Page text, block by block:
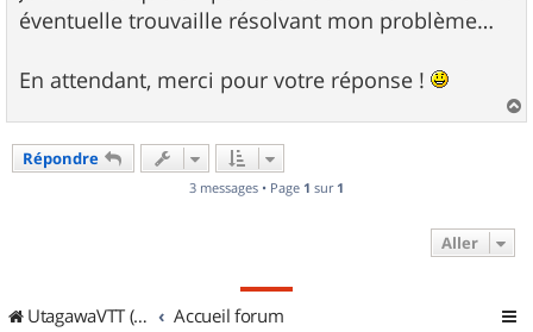
s
a
éventuelle trouvaille résolvant mon problème…
En attendant, merci pour votre réponse !
a
Répondre
3 messages • Page 1 sur 1
Aller
UtagawaVTT (Randos VTT et VTTAE avec traces GPS) Accueil forum